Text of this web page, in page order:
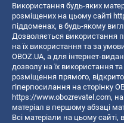
Використання будь-яких
розміщених на цьому сайті
піддоменах, в будь-якому
Дозволяється використання
на їх використання та за
OBOZ.UA, а для інтернет-
дозволу на їх використання
розміщення прямого,
гіперпосилання на сторінку
https://www.obozrevatel.com,
матеріал в першому абзаці
Всі матеріали на цьому сайті,